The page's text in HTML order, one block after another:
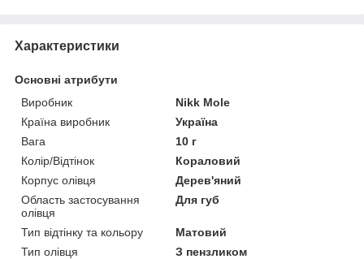
Характеристики
Основні атрибути
Виробник
Nikk Mole
Країна виробник
Україна
Вага
10 г
Колір/Відтінок
Кораловий
Корпус олівця
Дерев'яний
Область застосування
олівця
Для губ
Тип відтінку та кольору
Матовий
Тип олівця
З пензликом